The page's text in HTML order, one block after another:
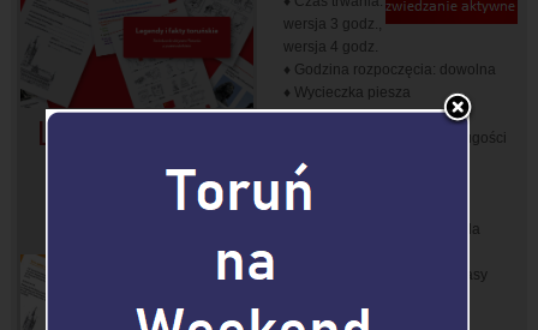
Legendy i fakty
toruńskie
wersja 3 godz.,
wersja 4 godz.
♦ Godzina rozpoczęcia: dowolna
♦ Wycieczka piesza
♦ Cena zależy od liczby
uczestników oraz wyboru długości
trwania wycieczki:
♦ Warunki rezerwacji
♦ Oferta przeznaczona jest dla
podstawowych powyżej 3 klasy
ponadpodstawowych.